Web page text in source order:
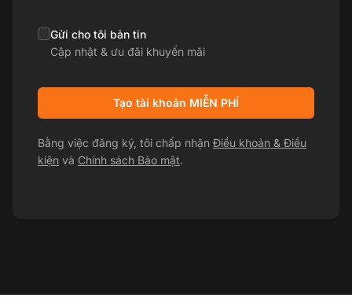
Gửi cho tôi bản tin
Cập nhật & ưu đãi khuyến mãi
Tạo tài khoản MIỄN PHÍ
Bằng việc đăng ký, tôi chấp nhận Điều khoản & Điều
kiện và Chính sách Bảo mật.